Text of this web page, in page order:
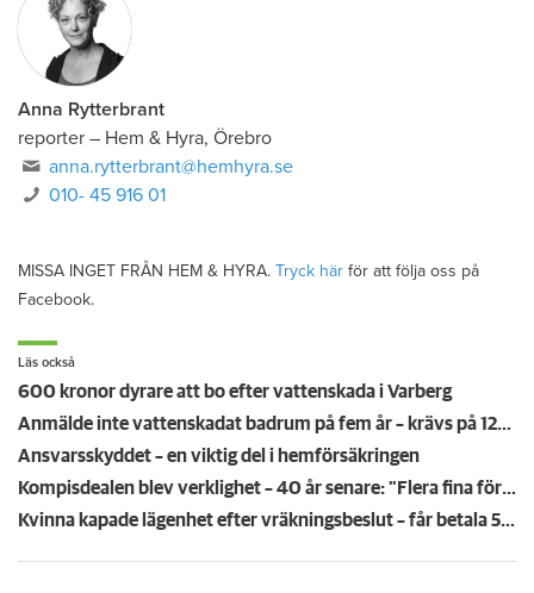
Anna Rytterbrant
reporter – Hem & Hyra, Örebro
anna.rytterbrant@hemhyra.se
010- 45 916 01
MISSA INGET FRÅN HEM & HYRA. Tryck här för att följa oss på
Facebook.
Läs också
600 kronor dyrare att bo efter vattenskada i Varberg
Anmälde inte vattenskadat badrum på fem år – krävs på 125 000 kronor
Ansvarsskyddet – en viktig del i hemförsäkringen
Kompisdealen blev verklighet – 40 år senare: "Flera fina fördelar med att dela bostad"
Kvinna kapade lägenhet efter vräkningsbeslut – får betala 50 000